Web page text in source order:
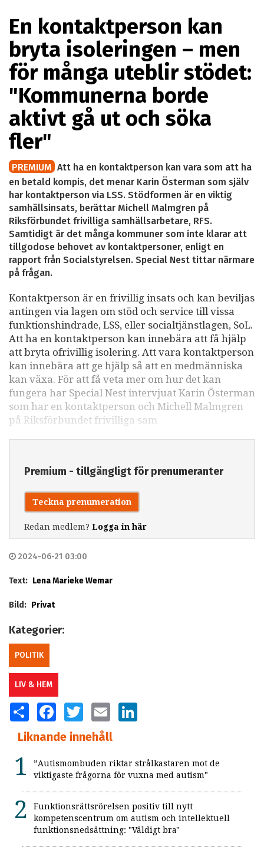
En kontaktperson kan
bryta isoleringen – men
för många uteblir stödet:
"Kommunerna borde
aktivt gå ut och söka
fler"
PREMIUM Att ha en kontaktperson kan vara som att ha
en betald kompis, det menar Karin Österman som själv
har kontaktperson via LSS. Stödformen är en viktig
samhällsinsats, berättar Michell Malmgren på
Riksförbundet frivilliga samhällsarbetare, RFS.
Samtidigt är det många kommuner som inte klarar att
tillgodose behovet av kontaktpersoner, enligt en
rapport från Socialstyrelsen. Special Nest tittar närmare
på frågan.
Kontaktperson är en frivillig insats och kan beviljas
antingen via lagen om stöd och service till vissa
funktionshindrade, LSS, eller socialtjänstlagen, SoL.
Att ha en kontaktperson kan innebära att få hjälp
att bryta ofrivillig isolering. Att vara kontaktperson
kan innebära att ge hjälp så att en medmänniska
kan växa. För att få veta mer om hur det kan
fungera har Special Nest intervjuat Karin Österman
som har en kontaktperson och Michell Malmgren
på Riksförbundet frivilliga sam
Premium - tillgängligt för prenumeranter
Teckna prenumeration
Redan medlem? Logga in här
2024-06-21 03:00
Text: Lena Marieke Wemar
Bild: Privat
Kategorier:
POLITIK
LIV & HEM
SHARE FACEBOOKTWITTER EMAIL
Liknande innehåll
”Autismombuden riktar strålkastaren mot de
viktigaste frågorna för vuxna med autism"
Funktionsrättsrörelsen positiv till nytt
kompetenscentrum om autism och intellektuell
funktionsnedsättning: "Väldigt bra"